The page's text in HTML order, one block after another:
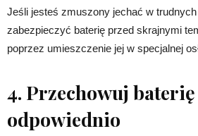
Jeśli jesteś zmuszony jechać w
zabezpieczyć baterię przed skrajnymi
poprzez umieszczenie jej w specjalnej
4. Przechowuj baterię
odpowiednio